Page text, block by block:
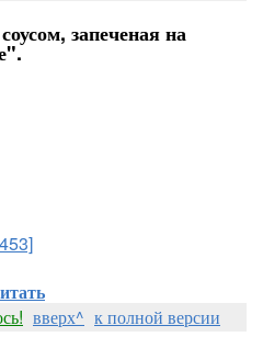
запеченая на
вверх^ к полной версии